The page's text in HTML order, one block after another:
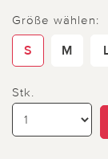
Größe wählen:
S M
Stk.